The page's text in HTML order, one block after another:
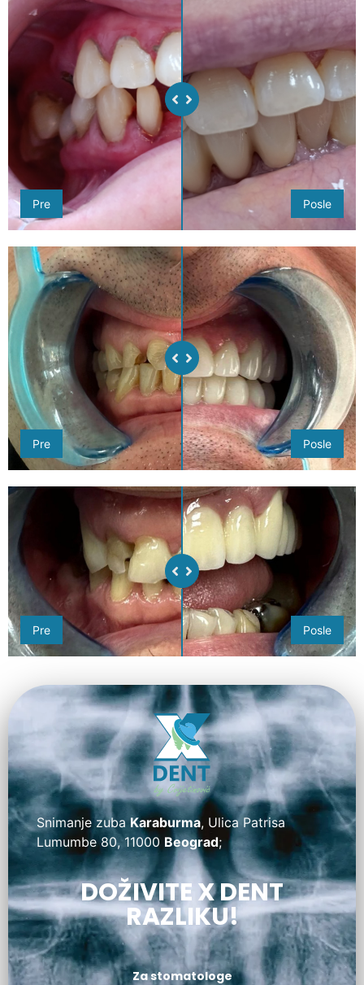
Pre Posle
Pre Posle
Pre Posle
Snimanje zubaKaraburma, Ulica Patrisa
Lumumbe 80, 11000 Beograd;
DOŽIVITE X DENT
RAZLIKU!
Za stomatologe